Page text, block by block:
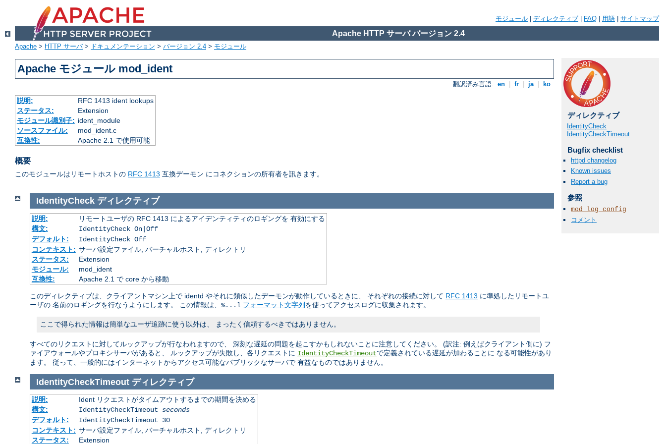
モジュール ディレクティブ FAQ 用語 サイトマップ
Apache HTTP サーバ バージョン 2.4
Apache > HTTP サーバ> ドキュメンテーション > バージョン 2.4 > モジュール
Apache モジュール mod_ident
翻訳済み言語: en fr ja ko
説明:
RFC 1413 ident lookups
ステータス:
Extension
モジュール識別子: ident_module
ソースファイル:
mod_ident.c
互換性:
Apache 2.1 で使用可能
概要
このモジュールはリモートホストの RFC 1413 互換デーモン にコネクションの所有者を訊きます。
ディレクティブ
IdentityCheck
IdentityCheckTimeout
Bugfix checklist
httpd changelog
Known issues
Report a bug
参照
mod_log_config
コメント
IdentityCheck ディレクティブ
説明:
リモートユーザの RFC 1413 によるアイデンティティのロギングを 有効にする
構文:
IdentityCheck On|Off
デフォルト:
IdentityCheck Off
コンテキスト: サーバ設定ファイル, バーチャルホスト, ディレクトリ
ステータス:
Extension
モジュール:
mod_ident
互換性:
Apache 2.1 で core から移動
このディレクティブは、クライアントマシン上で identd やそれに類似したデーモンが動作しているときに、 それぞれの接続に対して RFC 1413 に準処したリモートユ
ーザの 名前のロギングを行なうようにします。 この情報は、 %...l フォーマット文字列 を使ってアクセスログに収集されます。
ここで得られた情報は簡単なユーザ追跡に使う以外は、 まったく信頼するべきではありません。
すべてのリクエストに対してルックアップが行なわれますので、 深刻な遅延の問題を起こすかもしれないことに注意してください。 (訳注: 例えばクライアント側に) フ
ァイアウォールやプロキシサーバがあると、 ルックアップが失敗し、各リクエストに IdentityCheckTimeoutで定義されている遅延が加わることに なる可能性があり
ます。 従って、一般的にはインターネットからアクセス可能なパブリックなサーバで 有益なものではありません。
IdentityCheckTimeout ディレクティブ
説明:
Ident リクエストがタイムアウトするまでの期間を決める
構文:
IdentityCheckTimeout seconds
デフォルト:
IdentityCheckTimeout 30
コンテキスト: サーバ設定ファイル, バーチャルホスト, ディレクトリ
ステータス:
Extension